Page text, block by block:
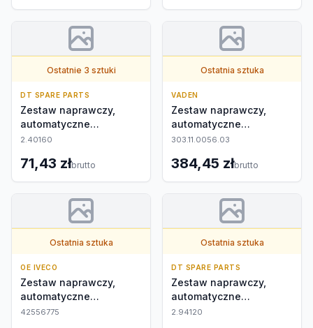
Ostatnie 3 sztuki
DT SPARE PARTS
Zestaw naprawczy,
automatyczne
nastawianie
2.40160
71,43 złbrutto
Ostatnia sztuka
VADEN
Zestaw naprawczy,
automatyczne
nastawianie
303.11.0056.03
384,45 złbrutto
Ostatnia sztuka
OE IVECO
Zestaw naprawczy,
automatyczne
nastawianie
42556775
Ostatnia sztuka
DT SPARE PARTS
Zestaw naprawczy,
automatyczne
nastawianie
2.94120